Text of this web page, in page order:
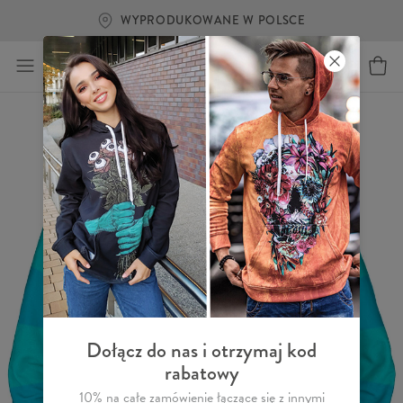
WYPRODUKOWANE W POLSCE
Dołącz do nas i otrzymaj kod
rabatowy
10% na całe zamówienie łączące się z innymi